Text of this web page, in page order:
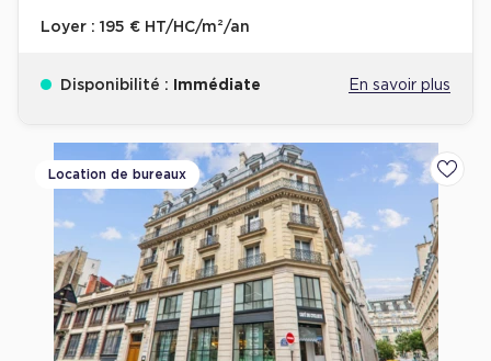
Loyer : 195 € HT/HC/m²/an
Disponibilité : Immédiate En savoir plus
Location de bureaux